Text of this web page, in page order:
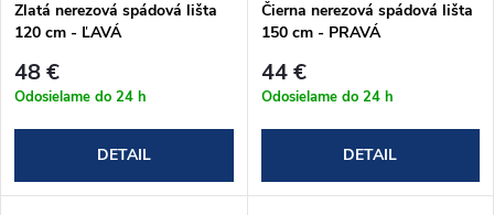
Zlatá nerezová spádová lišta
120 cm - ĽAVÁ
48 €
Odosielame do 24 h
DETAIL
Čierna nerezová spádová lišta
150 cm - PRAVÁ
44 €
Odosielame do 24 h
DETAIL